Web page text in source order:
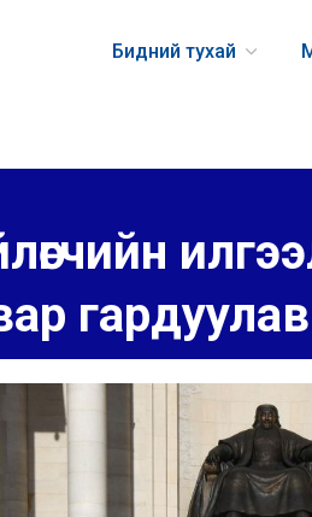
Бидний тухай
гардуулав